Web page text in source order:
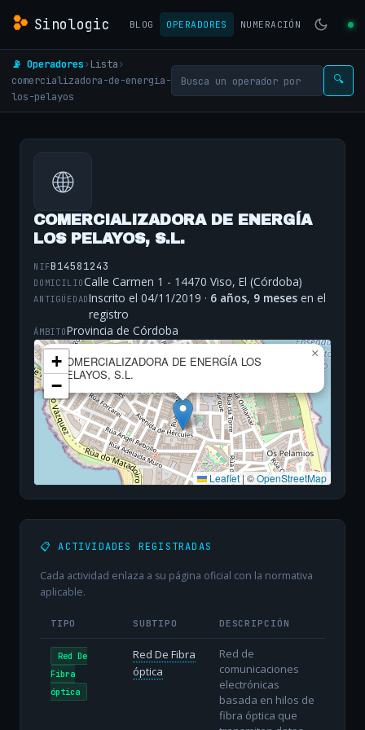
Sinologic BLOG OPERADORES NUMERACIÓN
📡 Operadores› Lista›
comercializadora-de-energia-
los-pelayos
🔍
🌐
COMERCIALIZADORA DE ENERGÍA
LOS PELAYOS, S.L.
NIFB14581243
DOMICILIOCalle Carmen 1 - 14470 Viso, El (Córdoba)
ANTIGÜEDADInscrito el 04/11/2019 · 6 años, 9 meses en el
registro
ÁMBITOProvincia de Córdoba
COMERCIALIZADORA DE ENERGÍA LOS
PELAYOS, S.L.
×
+
−
Leaflet | ©OpenStreetMap
📋 ACTIVIDADES REGISTRADAS
Cada actividad enlaza a su página oficial con la normativa
aplicable.
TIPO SUBTIPO DESCRIPCIÓN
Red De
Fibra
óptica
Red De Fibra
óptica
Red de
comunicaciones
electrónicas
basada en hilos de
fibra óptica que